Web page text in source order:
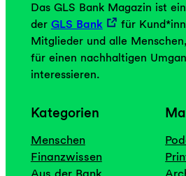
Das GLS Bank Magazin ist
der GLS Bank
für
Mitglieder und alle
für einen nachhaltigen
interessieren.
Kategorien
Menschen
Finanzwissen
Aus der Bank